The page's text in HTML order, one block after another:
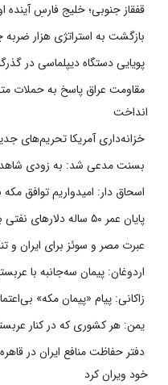
قفقاز جنوبی؛ خلیج فارسِ آینده
بازگشت به استراتژی هزار ضربه
پویایی دستگاه دیپلماسی در
مقاومت عراق پاسخ به حملات
انداخت
خزانه‌داری آمریکا تحریم‌های
بسنت مدعی شد: به زودی شاهد
اسحاق دار: امیدواریم توافق
پایان عمر ۵۰ ساله دلارهای نفتی به دست ایران
عبرت مصر و سوئز برای ایران و
اردوغان: پیمان سه‌جانبه با
زاکانی: پیام «پیمان مکه»
یمن: هر کشوری که در کنار
دفتر حفاظت منافع ایران در
خود ویران کرد